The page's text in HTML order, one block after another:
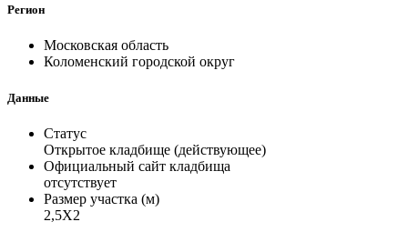
Регион
Московская область
Коломенский городской округ
Данные
Статус
Открытое кладбище (действующее)
Официальный сайт кладбища
отсутствует
Размер участка (м)
2,5Х2